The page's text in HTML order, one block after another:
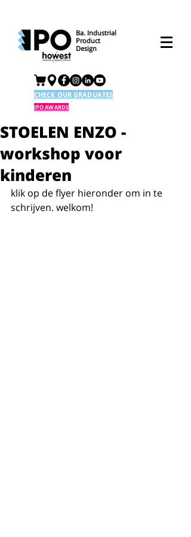
Ba. Industrial
Product
Design
CHECK OUR GRADUATES
IPO AWARDS
STOELEN ENZO -
workshop voor
kinderen
klik op de flyer hieronder om in te
schrijven. welkom!